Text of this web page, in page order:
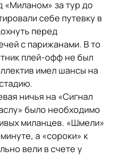
«Миланом» за тур до
себе путевку в
перед
с парижанами. В то
плей-офф не был
имел шансы на
ничья на «Сигнал
было необходимо
миланцев. «Шмели»
а «сороки» к
вели в счете у